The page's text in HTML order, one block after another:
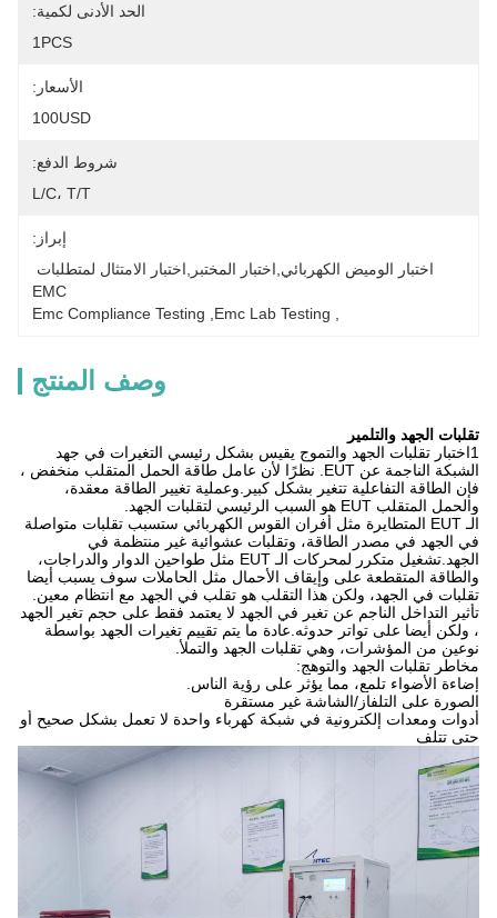
الحد الأدنى لكمية:
1PCS
الأسعار:
100USD
شروط الدفع:
L/C، T/T
إبراز:
EMC
Emc Lab Testing
Emc Compliance Testing
وصف المنتج
تقلبات الجهد والتلمير
1اختبار تقلبات الجهد والتموج يقيس بشكل رئيسي التغيرات في جهد
الشبكة الناجمة عن EUT. نظرًا لأن عامل طاقة الحمل المتقلب منخفض ،
فإن الطاقة التفاعلية تتغير بشكل كبير.وعملية تغيير الطاقة معقدة،
والحمل المتقلب EUT هو السبب الرئيسي لتقلبات الجهد.
الـ EUT المتطايرة مثل أفران القوس الكهربائي ستسبب تقلبات متواصلة
في الجهد في مصدر الطاقة، وتقلبات عشوائية غير منتظمة في
الجهد.تشغيل متكرر لمحركات الـ EUT مثل طواحين الدوار والدراجات،
والطاقة المتقطعة على وإيقاف الأحمال مثل الحاملات سوف يسبب أيضا
تقلبات في الجهد، ولكن هذا التقلب هو تقلب في الجهد مع انتظام معين.
تأثير التداخل الناجم عن تغير في الجهد لا يعتمد فقط على حجم تغير الجهد
، ولكن أيضا على تواتر حدوثه.عادة ما يتم تقييم تغيرات الجهد بواسطة
نوعين من المؤشرات، وهي تقلبات الجهد والتملأ.
مخاطر تقلبات الجهد والتوهج:
إضاءة الأضواء تلمع، مما يؤثر على رؤية الناس.
الصورة على التلفاز/الشاشة غير مستقرة
أدوات ومعدات إلكترونية في شبكة كهرباء واحدة لا تعمل بشكل صحيح أو
حتى تتلف